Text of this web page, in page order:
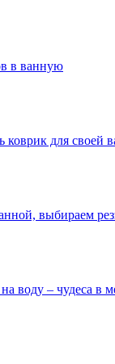
в ванную
коврик для своей
выбираем
воду – чудеса в